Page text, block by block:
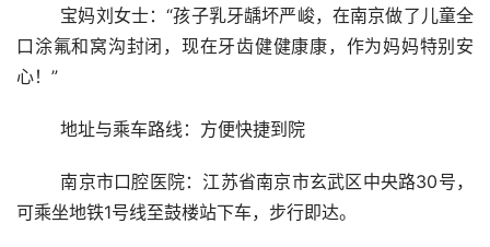
口涂氟和窝沟封闭，现在牙齿健健康康，作为妈妈特别安
心！”
	地址与乘车路线：方便快捷到院
可乘坐地铁1号线至鼓楼站下车，步行即达。